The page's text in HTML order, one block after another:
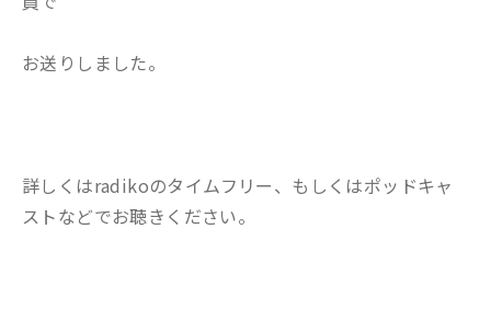
お送りしました。
詳しくはradikoのタイムフリー、もしくはポッドキャ
ストなどでお聴きください。